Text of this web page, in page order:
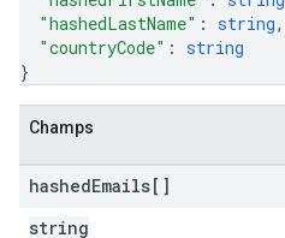
"hashedLastName" : string,
"countryCode" : string
}
Champs
hashedEmails[]
string